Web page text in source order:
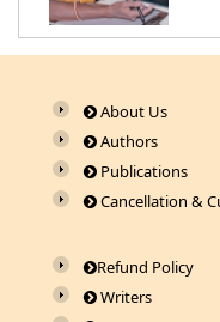
About Us
Authors
Publications
Cancellation &
Refund Policy
Writers